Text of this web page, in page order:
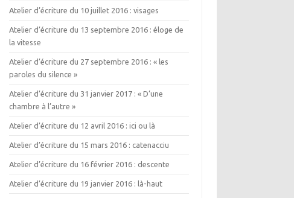
Atelier d’écriture du 10 juillet 2016 : visages
Atelier d’écriture du 13 septembre 2016 : éloge de
la vitesse
Atelier d’écriture du 27 septembre 2016 : « les
paroles du silence »
Atelier d’écriture du 31 janvier 2017 : « D’une
chambre à l’autre »
Atelier d’écriture du 12 avril 2016 : ici ou là
Atelier d’écriture du 15 mars 2016 : catenacciu
Atelier d’écriture du 16 février 2016 : descente
Atelier d’écriture du 19 janvier 2016 : là-haut